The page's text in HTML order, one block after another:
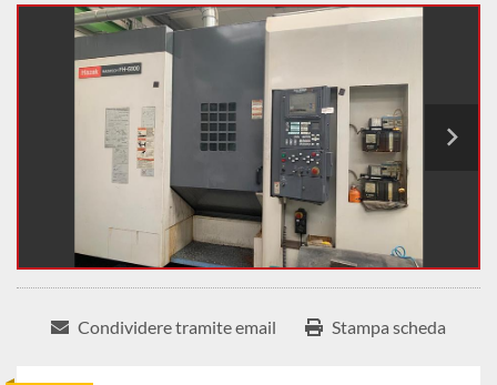
Condividere tramite email Stampa scheda